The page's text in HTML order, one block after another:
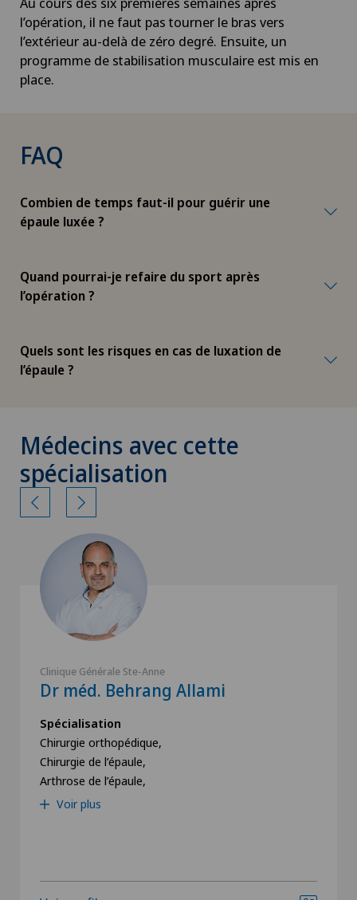
l’opération, il ne faut pas tourner le bras vers
l’extérieur au-delà de zéro degré. Ensuite, un
programme de stabilisation musculaire est mis en
place.
FAQ
Combien de temps faut-il pour guérir une
épaule luxée ?
Quand pourrai-je refaire du sport après
l’opération ?
Quels sont les risques en cas de luxation de
l’épaule ?
Médecins avec cette
spécialisation
Clinique Générale Ste-Anne
Dr méd. Behrang Allami
Spécialisation
Chirurgie orthopédique,
Chirurgie de l’épaule,
Arthrose de l’épaule,
Voir plus